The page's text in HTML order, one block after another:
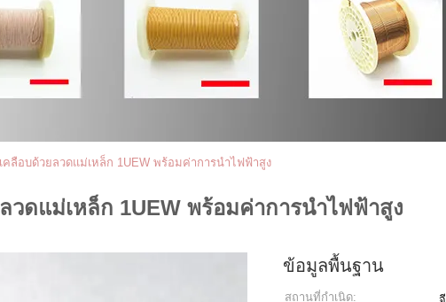
คลือบด้วยลวดแม่เหล็ก 1UEW พร้อมค่าการนำไฟฟ้าสูง
วดแม่เหล็ก 1UEW พร้อมค่าการนำไฟฟ้าสูง
ข้อมูลพื้นฐาน
สถานที่กำเนิด: